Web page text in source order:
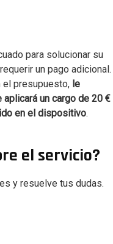
para solucionar su
un pago adicional.
el presupuesto, le
un cargo de 20 €
en el dispositivo.
el servicio?
y resuelve tus dudas.